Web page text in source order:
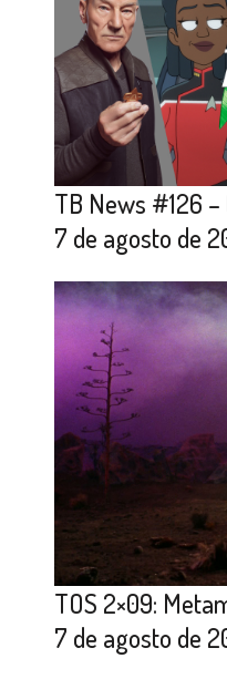
TB News #126
7 de agosto de
TOS 2×09:
7 de agosto de